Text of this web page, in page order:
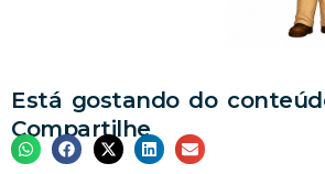
Está gostando do
Compartilhe